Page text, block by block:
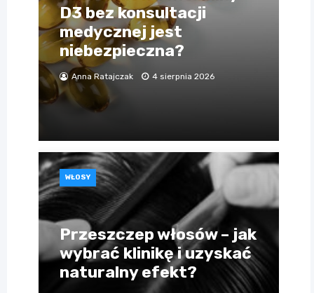
D3 bez konsultacji
medycznej jest
niebezpieczna?
Anna Ratajczak 4 sierpnia 2026
WŁOSY
Przeszczep włosów – jak
wybrać klinikę i uzyskać
naturalny efekt?